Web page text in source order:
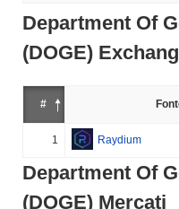
Department Of
(DOGE)
#
1 Raydium
Department Of
(DOGE) Mercati